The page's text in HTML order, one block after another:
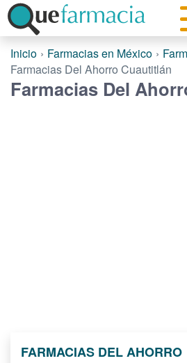
Inicio Farmacias en México
Farmacias Del Ahorro Cuautitlán
Farmacias Del
FARMACIAS DEL AHORRO